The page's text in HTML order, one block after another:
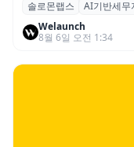
솔로몬랩스, 스
절세 전략 AI 에
솔로몬랩스 AI기반세무
Welaunch
8월 6일 오전 1:34